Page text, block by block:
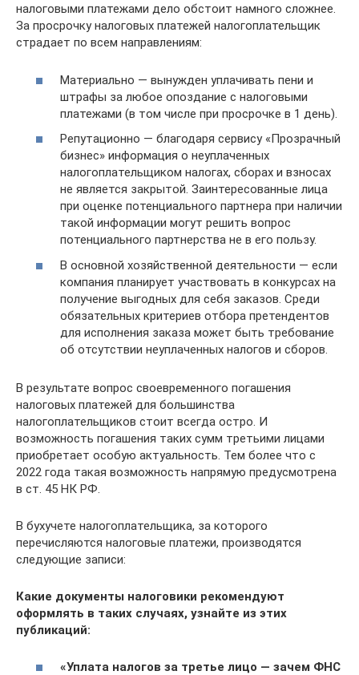
налоговыми платежами дело обстоит намного сложнее.
За просрочку налоговых платежей налогоплательщик
страдает по всем направлениям:
Материально — вынужден уплачивать пени и
штрафы за любое опоздание с налоговыми
платежами (в том числе при просрочке в 1 день).
Репутационно — благодаря сервису «Прозрачный
бизнес» информация о неуплаченных
налогоплательщиком налогах, сборах и взносах
не является закрытой. Заинтересованные лица
при оценке потенциального партнера при наличии
такой информации могут решить вопрос
потенциального партнерства не в его пользу.
В основной хозяйственной деятельности — если
компания планирует участвовать в конкурсах на
получение выгодных для себя заказов. Среди
обязательных критериев отбора претендентов
для исполнения заказа может быть требование
об отсутствии неуплаченных налогов и сборов.
В результате вопрос своевременного погашения
налоговых платежей для большинства
налогоплательщиков стоит всегда остро. И
возможность погашения таких сумм третьими лицами
приобретает особую актуальность. Тем более что с
2022 года такая возможность напрямую предусмотрена
в ст. 45 НК РФ.
В бухучете налогоплательщика, за которого
перечисляются налоговые платежи, производятся
следующие записи:
Какие документы налоговики рекомендуют
оформлять в таких случаях, узнайте из этих
публикаций:
«Уплата налогов за третье лицо — зачем ФНС